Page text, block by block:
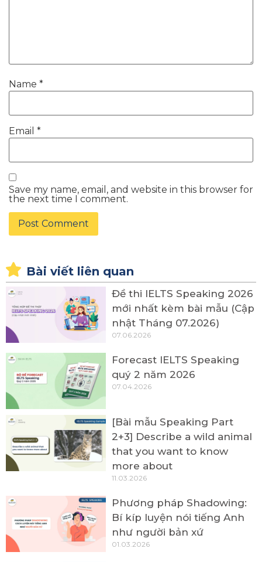
Name *
Email *
Save my name, email, and website in this browser for
the next time I comment.
Bài viết liên quan
Đề thi IELTS Speaking 2026
mới nhất kèm bài mẫu (Cập
nhật Tháng 07.2026)
07.06.2026
Forecast IELTS Speaking
quý 2 năm 2026
07.04.2026
[Bài mẫu Speaking Part
2+3] Describe a wild animal
that you want to know
more about
11.03.2026
Phương pháp Shadowing:
Bí kíp luyện nói tiếng Anh
như người bản xứ
01.03.2026